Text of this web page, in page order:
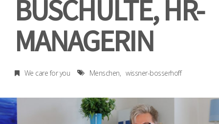
BUSCHULTE, HR-
MANAGERIN
We care for you Menschen wissner-bosserhoff